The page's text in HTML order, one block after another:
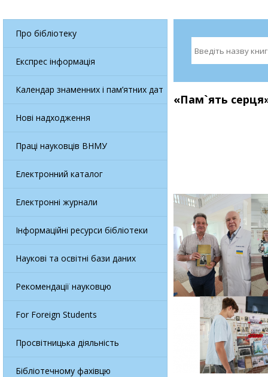
Про бібліотеку
Експрес інформація
Календар знаменних і пам’ятних дат
Нові надходження
Праці науковців ВНМУ
Електронний каталог
Електронні журнали
Інформаційні ресурси бібліотеки
Наукові та освітні бази даних
Рекомендації науковцю
For Foreign Students
Просвітницька діяльність
Бібліотечному фахівцю
«Пам`ять